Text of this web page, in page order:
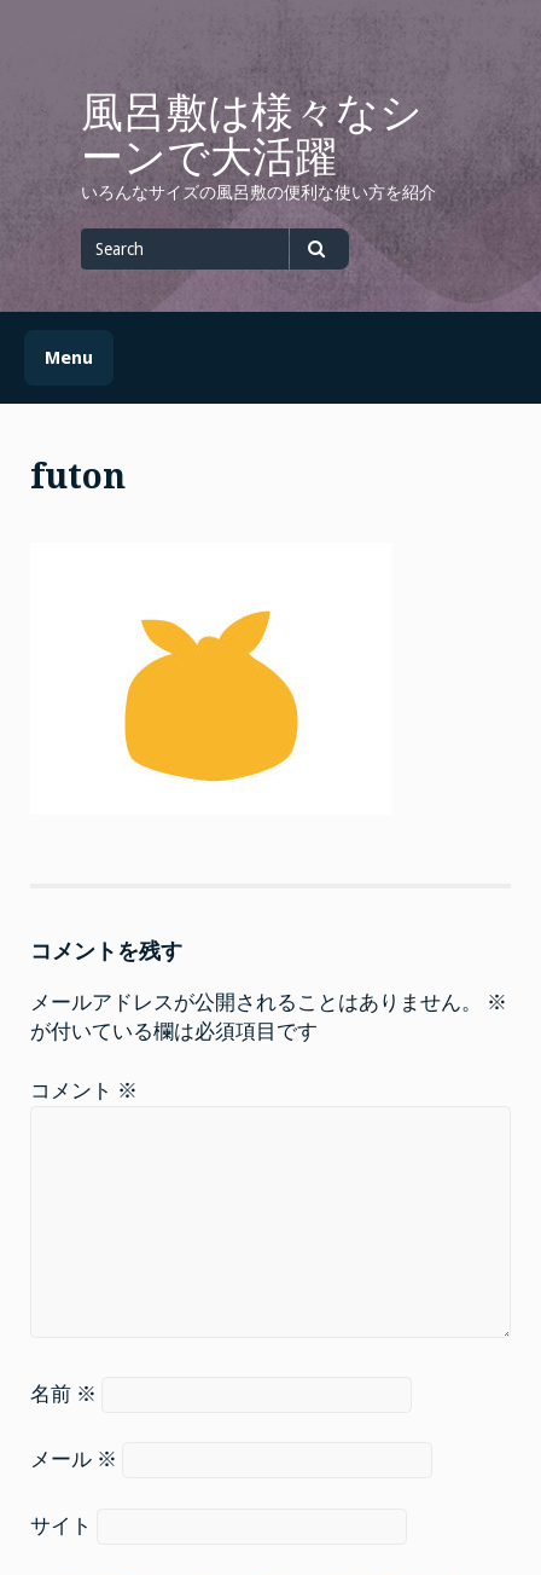
風呂敷は様々なシ
ーンで大活躍
いろんなサイズの風呂敷の便利な使い方を紹介
for
Search
Menu
futon
コメントを残す
メールアドレスが公開されることはありません。
※
が付いている欄は必須項目です
コメント ※
名前 ※
メール ※
サイト